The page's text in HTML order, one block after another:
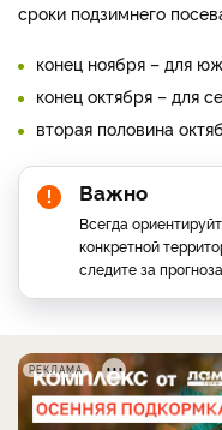
сроки подзимнего
конец ноября – для
конец октября – для
вторая половина
Важно
Всегда
конкретной
следите за
РЕКЛАМА